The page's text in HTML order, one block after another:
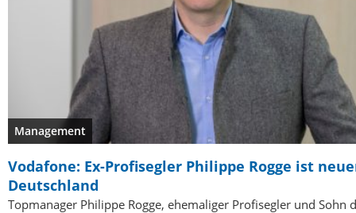
Management
Vodafone: Ex-Profisegler Philippe Rogge ist
Deutschland
Topmanager Philippe Rogge, ehemaliger Profisegler und Sohn